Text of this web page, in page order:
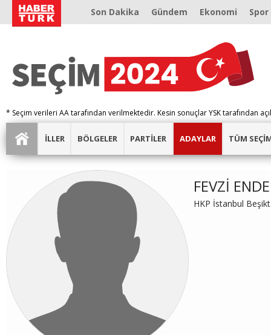
Son Dakika Gündem Ekonomi Spor
* Seçim verileri AA tarafından verilmektedir. Kesin sonuçlar YSK tarafından
İLLER BÖLGELER PARTİLER ADAYLAR TÜM
FEVZİ
HKP İstanbul